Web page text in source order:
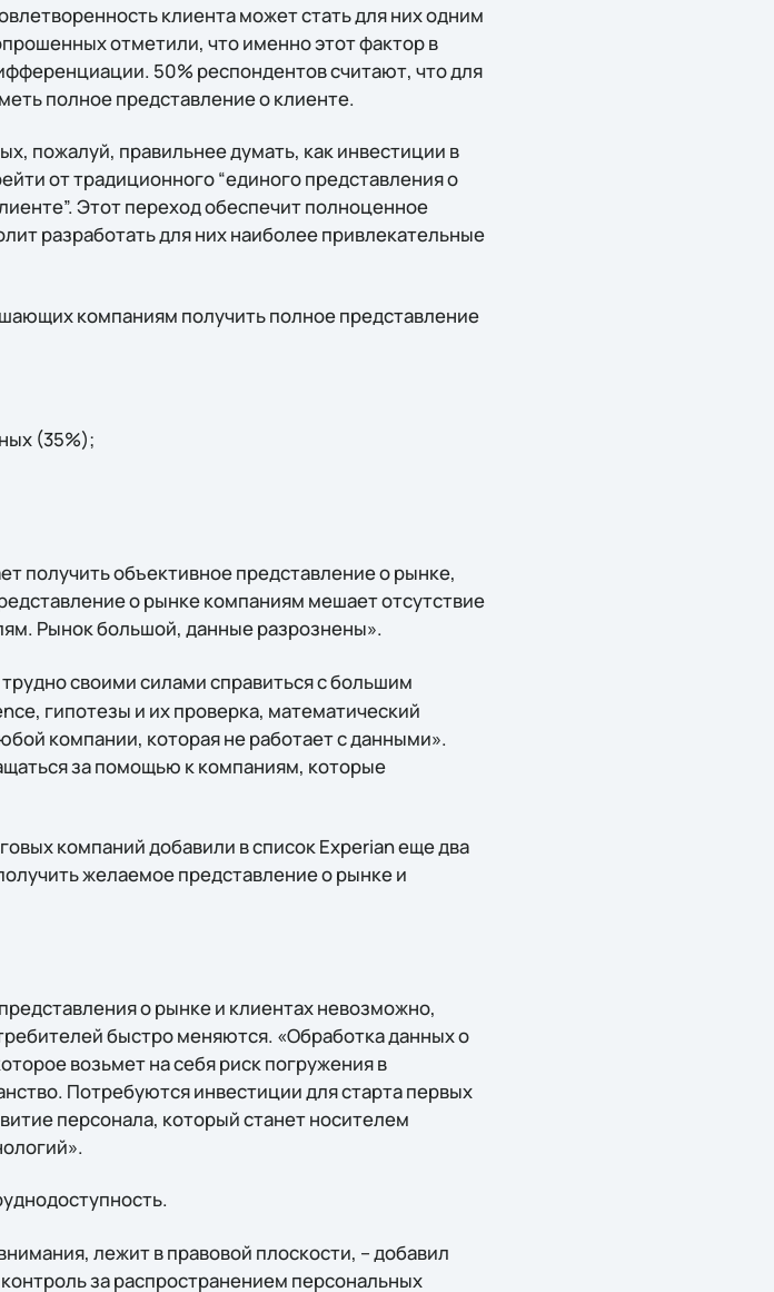
клиента может стать для них одним
отметили, что именно этот фактор в
50% респондентов считают, что для
полное представление о клиенте.
пожалуй, правильнее думать, как инвестиции в
от традиционного “единого представления о
Этот переход обеспечит полноценное
разработать для них наиболее привлекательные
компаниям получить полное представление
(35%);
получить объективное представление о рынке,
о рынке компаниям мешает отсутствие
Рынок большой, данные разрознены».
своими силами справиться с большим
гипотезы и их проверка, математический
компании, которая не работает с данными».
за помощью к компаниям, которые
компаний добавили в список Experian еще два
желаемое представление о рынке и
о рынке и клиентах невозможно,
быстро меняются. «Обработка данных о
возьмет на себя риск погружения в
Потребуются инвестиции для старта первых
персонала, который станет носителем
лежит в правовой плоскости, – добавил
за распространением персональных